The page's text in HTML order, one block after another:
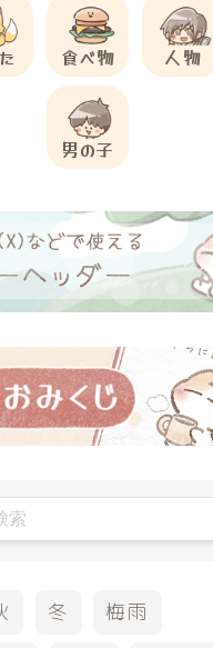
食べ物 人物
男の子
冬
梅雨